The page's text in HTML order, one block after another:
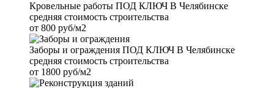
Кровельные работы ПОД КЛЮЧ В Челябинске
средняя стоимость строительства
от 800 руб/м2
Заборы и ограждения ПОД КЛЮЧ В Челябинске
средняя стоимость строительства
от 1800 руб/м2